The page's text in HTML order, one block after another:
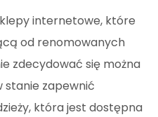
internetowe, które
od renomowanych
zdecydować się można
stanie zapewnić
która jest dostępna